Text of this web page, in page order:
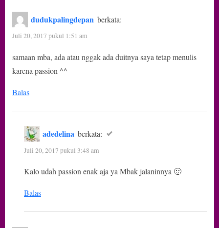
dudukpalingdepan berkata:
Juli 20, 2017 pukul 1:51 am
samaan mba, ada atau nggak ada duitnya saya tetap menulis
karena passion ^^
Balas
adedelina berkata:
Juli 20, 2017 pukul 3:48 am
Kalo udah passion enak aja ya Mbak jalaninnya 🙂
Balas